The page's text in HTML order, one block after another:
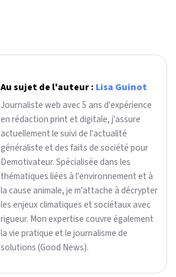
Au sujet de l'auteur : Lisa Guinot
Journaliste web avec 5 ans d'expérience
en rédaction print et digitale, j'assure
actuellement le suivi de l'actualité
généraliste et des faits de société pour
Demotivateur. Spécialisée dans les
thématiques liées à l'environnement et à
la cause animale, je m'attache à décrypter
les enjeux climatiques et sociétaux avec
rigueur. Mon expertise couvre également
la vie pratique et le journalisme de
solutions (Good News).